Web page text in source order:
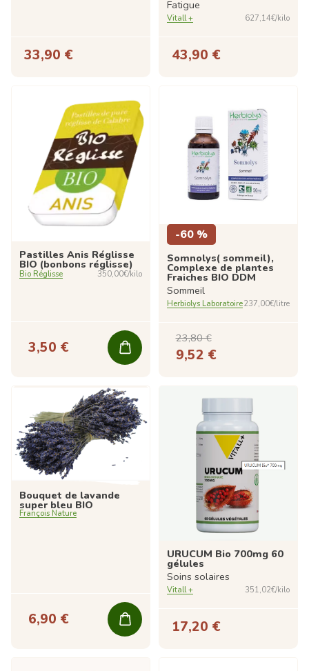
33,90 €
Fatigue
Vitall + 627,14€/kilo
43,90 €
Pastilles Anis Réglisse
BIO (bonbons réglisse)
Bio Réglisse 350,00€/kilo
3,50 €
-60 %
Somnolys( sommeil),
Complexe de plantes
Fraiches BIO DDM
Sommeil
Herbiolys Laboratoire237,00€/litre
23,80 €
9,52 €
Bouquet de lavande
super bleu BIO
François Nature
6,90 €
URUCUM Bio 700mg 60
gélules
Soins solaires
Vitall + 351,02€/kilo
17,20 €